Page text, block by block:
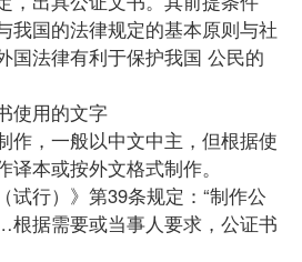
我国的法律规定的基本原则与社
国法律有利于保护我国 公民的
用的文字
，一般以中文中主，但根据使
本或按外文格式制作。
行）》第39条规定：“制作公
据需要或当事人要求，公证书